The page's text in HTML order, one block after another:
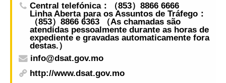
Central telefónica：（853）8866 6666
Linha Aberta para os Assuntos de Tráfego：
（853）8866 6363 （As chamadas são
atendidas pessoalmente durante as horas de
expediente e gravadas automaticamente fora
destas.）
info@dsat.gov.mo
http://www.dsat.gov.mo